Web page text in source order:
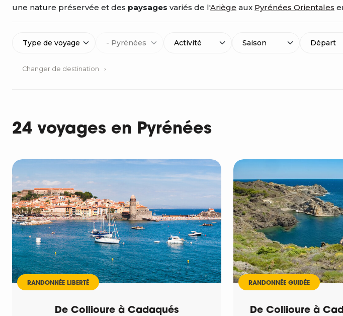
une nature préservée et des paysages variés de l'Ariège aux Pyrénées Orientales
Type de voyage - Pyrénées Activité Saison Départ
Changer de destination
24 voyages en Pyrénées
RANDONNÉE LIBERTÉ
De Collioure à Cadaqués
RANDONNÉE GUIDÉE
De Collioure à